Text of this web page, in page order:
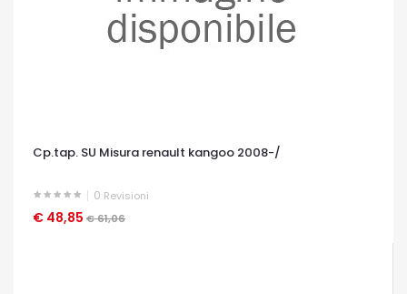
Cp.tap. SU Misura renault kangoo 2008-/
0 Revisioni
€ 48,85 € 61,06
OCCHIATA VELOCE